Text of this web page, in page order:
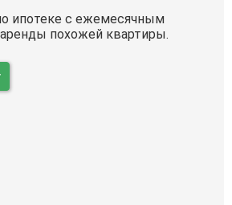
ипотеке с ежемесячным
похожей квартиры.